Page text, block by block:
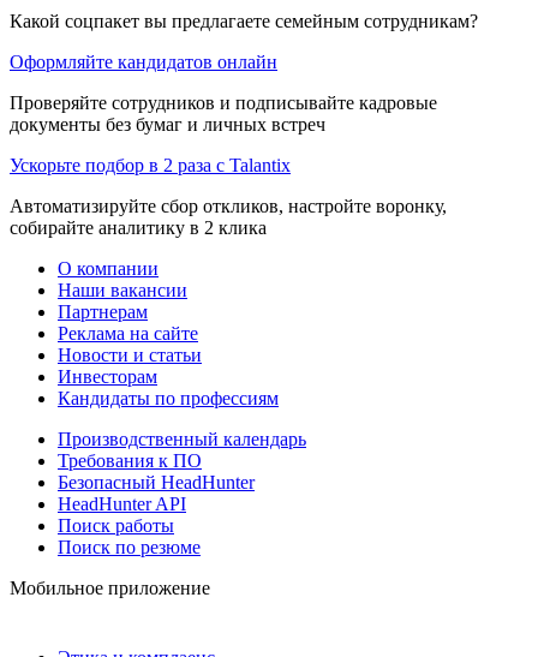
Какой соцпакет вы предлагаете семейным сотрудникам?
Оформляйте кандидатов онлайн
Проверяйте сотрудников и подписывайте кадровые
документы без бумаг и личных встреч
Ускорьте подбор в 2 раза с Talantix
Автоматизируйте сбор откликов, настройте воронку,
собирайте аналитику в 2 клика
О компании
Наши вакансии
Партнерам
Реклама на сайте
Новости и статьи
Инвесторам
Кандидаты по профессиям
Производственный календарь
Требования к ПО
Безопасный HeadHunter
HeadHunter API
Поиск работы
Поиск по резюме
Мобильное приложение